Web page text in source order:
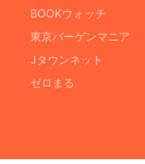
BOOKウォッチ
東京バーゲンマニア
Jタウンネット
ゼロまる